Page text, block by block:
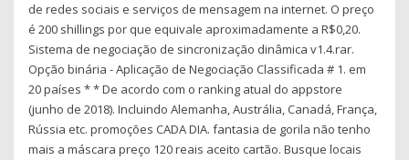
de redes sociais e serviços de mensagem na internet. O preço
é 200 shillings por que equivale aproximadamente a R$0,20.
Sistema de negociação de sincronização dinâmica v1.4.rar.
Opção binária - Aplicação de Negociação Classificada # 1. em
20 países * * De acordo com o ranking atual do appstore
(junho de 2018). Incluindo Alemanha, Austrália, Canadá, França,
Rússia etc. promoções CADA DIA. fantasia de gorila não tenho
mais a máscara preço 120 reais aceito cartão. Busque locais